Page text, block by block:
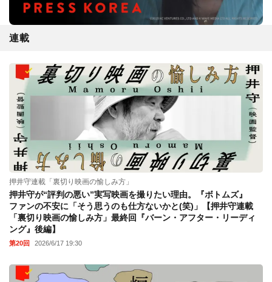
連載
押井守連載「裏切り映画の愉しみ方」
押井守が“評判の悪い”実写映画を撮りたい理由。『ボトムズ』
ファンの不安に「そう思うのも仕方ないかと(笑)」【押井守連載
「裏切り映画の愉しみ方」最終回『バーン・アフター・リーディ
ング』後編】
第20回 2026/6/17 19:30